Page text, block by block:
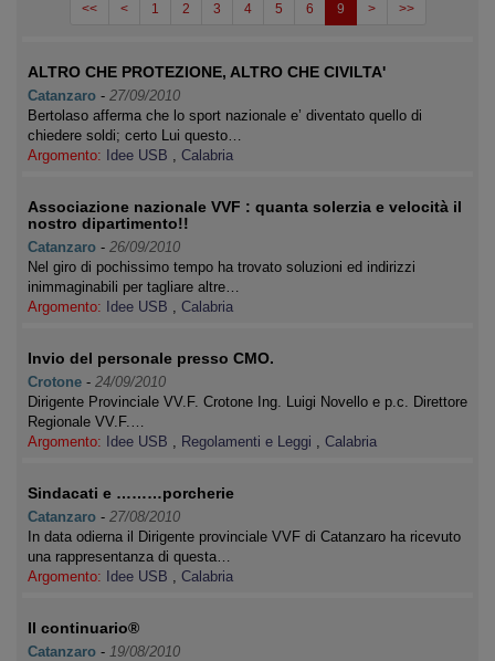
<< < 1 2 3 4 5 6 9 > >>
ALTRO CHE PROTEZIONE, ALTRO CHE CIVILTA'
Catanzaro - 27/09/2010
Bertolaso afferma che lo sport nazionale e’ diventato quello di
chiedere soldi; certo Lui questo…
Argomento: Idee USB , Calabria
Associazione nazionale VVF : quanta solerzia e velocità il
nostro dipartimento!!
Catanzaro - 26/09/2010
Nel giro di pochissimo tempo ha trovato soluzioni ed indirizzi
inimmaginabili per tagliare altre…
Argomento: Idee USB , Calabria
Invio del personale presso CMO.
Crotone - 24/09/2010
Dirigente Provinciale VV.F. Crotone Ing. Luigi Novello e p.c. Direttore
Regionale VV.F.…
Argomento: Idee USB , Regolamenti e Leggi , Calabria
Sindacati e ………porcherie
Catanzaro - 27/08/2010
In data odierna il Dirigente provinciale VVF di Catanzaro ha ricevuto
una rappresentanza di questa…
Argomento: Idee USB , Calabria
Il continuario®
Catanzaro - 19/08/2010